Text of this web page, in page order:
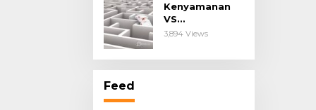
Penyakit
Imunologis.
Kenyamanan
VS
Kesengsaraan.
3,894 Views
Feed